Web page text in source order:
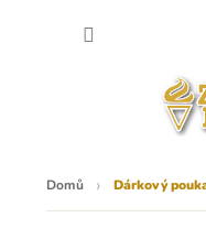
Domů Dárkový